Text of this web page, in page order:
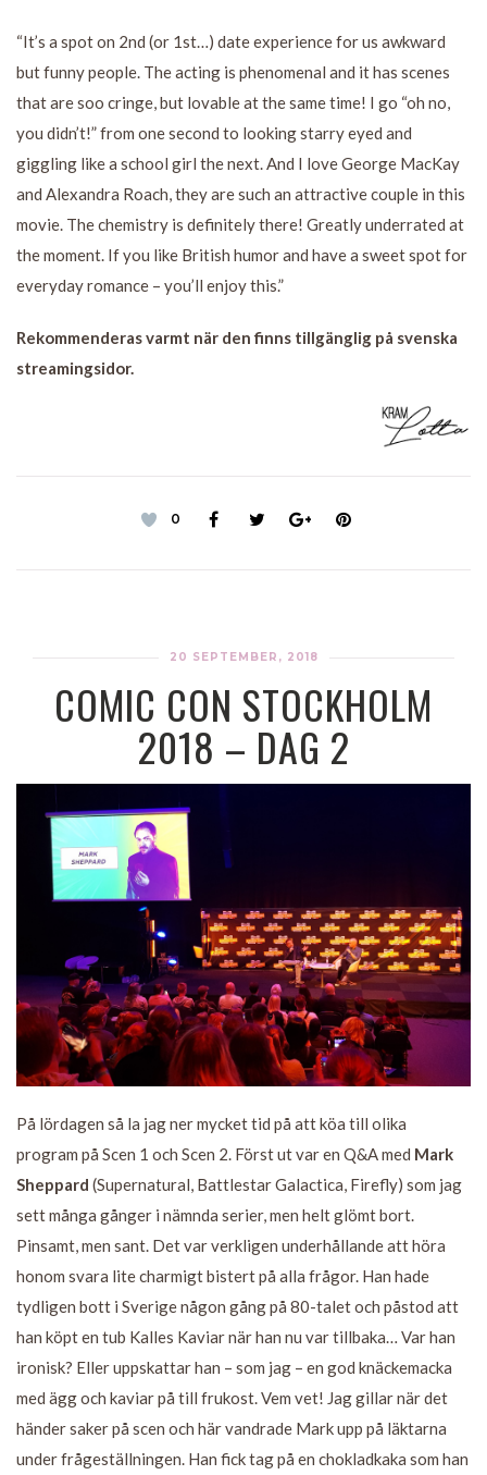
“It’s a spot on 2nd (or 1st…) date experience for us awkward
but funny people. The acting is phenomenal and it has scenes
that are soo cringe, but lovable at the same time! I go “oh no,
you didn’t!” from one second to looking starry eyed and
giggling like a school girl the next. And I love George MacKay
and Alexandra Roach, they are such an attractive couple in this
movie. The chemistry is definitely there! Greatly underrated at
the moment. If you like British humor and have a sweet spot for
everyday romance – you’ll enjoy this.”
Rekommenderas varmt när den finns tillgänglig på svenska
streamingsidor.
0
20 SEPTEMBER, 2018
COMIC CON STOCKHOLM
2018 – DAG 2
På lördagen så la jag ner mycket tid på att köa till olika
program på Scen 1 och Scen 2. Först ut var en Q&A med Mark
Sheppard (Supernatural, Battlestar Galactica, Firefly) som jag
sett många gånger i nämnda serier, men helt glömt bort.
Pinsamt, men sant. Det var verkligen underhållande att höra
honom svara lite charmigt bistert på alla frågor. Han hade
tydligen bott i Sverige någon gång på 80-talet och påstod att
han köpt en tub Kalles Kaviar när han nu var tillbaka… Var han
ironisk? Eller uppskattar han – som jag – en god knäckemacka
med ägg och kaviar på till frukost. Vem vet! Jag gillar när det
händer saker på scen och här vandrade Mark upp på läktarna
under frågeställningen. Han fick tag på en chokladkaka som han